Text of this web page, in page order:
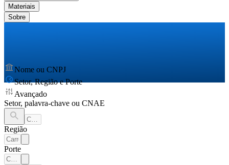
Materiais
Sobre
Nome ou CNPJ
Setor, Região e Porte
Avançado
Setor, palavra-chave ou CNAE
Região
Porte